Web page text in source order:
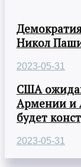
Никол
2023-05-31
США
Армении и
будет
2023-05-31